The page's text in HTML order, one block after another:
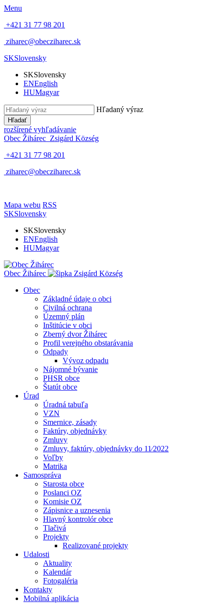
Menu
+421 31 77 98 201
ziharec@obecziharec.sk
SKSlovensky
SKSlovensky
ENEnglish
HUMagyar
Hľadaný výraz
Hľadať
rozšírené vyhľadávanie
Obec Žihárec Zsigárd Község
+421 31 77 98 201
ziharec@obecziharec.sk
Mapa webu RSS
SKSlovensky
SKSlovensky
ENEnglish
HUMagyar
Obec Žihárec
Zsigárd Község
Obec
Základné údaje o obci
Civilná ochrana
Územný plán
Inštitúcie v obci
Zberný dvor Žihárec
Profil verejného obstarávania
Odpady
Vývoz odpadu
Nájomné bývanie
PHSR obce
Štatút obce
Úrad
Úradná tabuľa
VZN
Smernice, zásady
Faktúry, objednávky
Zmluvy
Zmluvy, faktúry, objednávky do 11⁄2022
Voľby
Matrika
Samospráva
Starosta obce
Poslanci OZ
Komisie OZ
Zápisnice a uznesenia
Hlavný kontrolór obce
Tlačivá
Projekty
Realizované projekty
Udalosti
Aktuality
Kalendár
Fotogaléria
Kontakty
Mobilná aplikácia